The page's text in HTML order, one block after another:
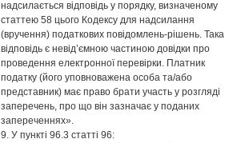
надсилається відповідь у порядку, визначеному
статтею 58 цього Кодексу для надсилання
(вручення) податкових повідомлень-рішень. Така
відповідь є невід’ємною частиною довідки про
проведення електронної перевірки. Платник
податку (його уповноважена особа та/або
представник) має право брати участь у розгляді
заперечень, про що він зазначає у поданих
запереченнях».
9. У пункті 96.3 статті 96: